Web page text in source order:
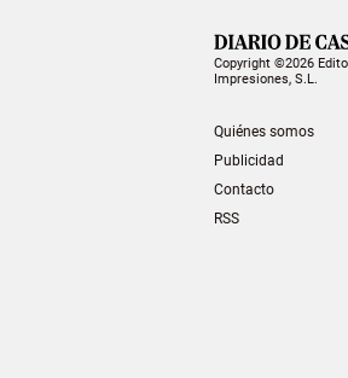
Copyright ©2026
Impresiones, S.L.
Quiénes somos
Publicidad
Contacto
RSS